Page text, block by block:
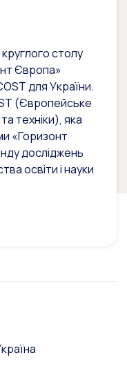
столу
Європа»
для України.
(Європейське
техніки), яка
«Горизонт
досліджень
освіти і науки